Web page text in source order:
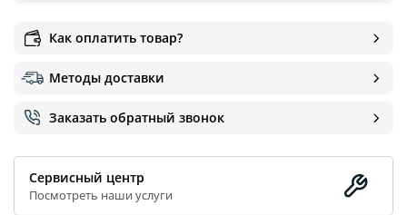
Как оплатить товар?
Методы доставки
Заказать обратный звонок
Сервисный центр
Посмотреть наши услуги